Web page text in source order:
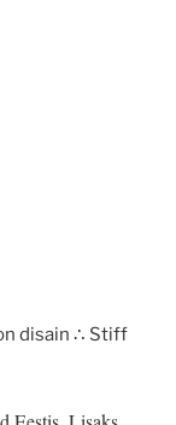
disain ∴ Stiff